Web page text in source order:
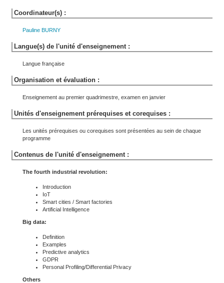
Coordinateur(s) :
Pauline BURNY
Langue(s) de l'unité d'enseignement :
Langue française
Organisation et évaluation :
Enseignement au premier quadrimestre, examen en janvier
Unités d'enseignement prérequises et corequises :
Les unités prérequises ou corequises sont présentées au sein de chaque
programme
Contenus de l'unité d'enseignement :
The fourth industrial revolution:
Introduction
IoT
Smart cities / Smart factories
Artificial Intelligence
Big data:
Definition
Examples
Predictive analytics
GDPR
Personal Profiling/Differential Privacy
Others